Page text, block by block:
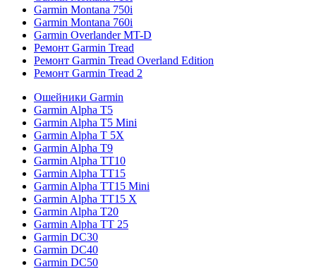
Garmin Montana 750i
Garmin Montana 760i
Garmin Overlander MT-D
Ремонт Garmin Tread
Ремонт Garmin Tread Overland Edition
Ремонт Garmin Tread 2
Ошейники Garmin
Garmin Alpha T5
Garmin Alpha T5 Mini
Garmin Alpha T 5X
Garmin Alpha T9
Garmin Alpha TT10
Garmin Alpha TT15
Garmin Alpha TT15 Mini
Garmin Alpha TT15 X
Garmin Alpha T20
Garmin Alpha TT 25
Garmin DC30
Garmin DC40
Garmin DC50